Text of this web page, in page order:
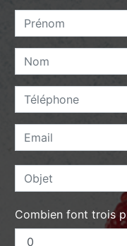
Combien font trois